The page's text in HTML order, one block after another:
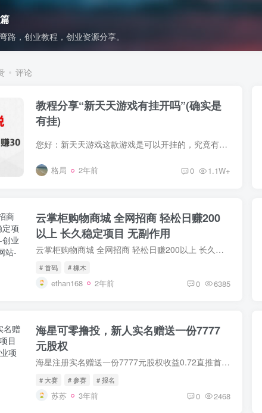
路，创业教程，创业资源分享。
评论
教程分享“新天天游戏有挂开吗”(确实是
有挂)
您好：新天天游戏这款游戏是可以开挂的，究竟有没有挂确实能开挂，了解请添加《1319459》(加我们微) 确实是有挂的，很多玩家在这款游戏中打牌都会发现很多用户的牌特别好，总是好牌，而且好像...
格局 2年前 0 1.1W+
云掌柜购物商城 全网招商 轻松日赚200
以上 长久稳定项目 无副作用
云掌柜购物商城 全网招商 轻松日赚200以上 长久稳定项目 无副作用为你提供更多赚钱机会，全新推出在家代收代发货款模式，让你尽情享受随时随地挣钱的便利。现在，你只需拿起手机或电脑，轻松在...
# 首码 # 橡木
ethan168 2年前 0 6385
海星可零撸投，新人实名赠送一份7777
元股权
海星注册实名赠送一份7777元股权收益0.72直推首次购买额外赠送上级一份7777元股权20股权：每小时收益0.04100股权：每小时收益0.21200股权：每小时收益0.45500股权：每小时收益1.421000股权：每...
# 大赛 # 参赛 # 报名
苏苏 3年前 0 2468